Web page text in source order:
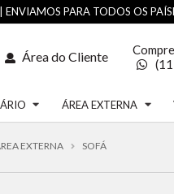
PARA TODOS OS
Área do Cliente
ÁREA EXTERNA
EXTERNA SOFÁ